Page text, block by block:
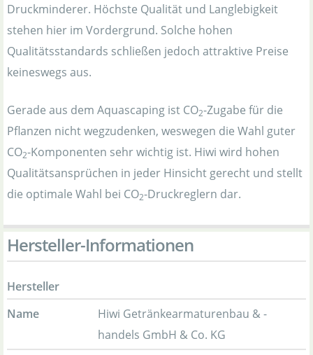
Druckminderer. Höchste Qualität und Langlebigkeit
stehen hier im Vordergrund. Solche hohen
Qualitätsstandards schließen jedoch attraktive Preise
keineswegs aus.
Gerade aus dem Aquascaping ist CO2-Zugabe für die
Pflanzen nicht wegzudenken, weswegen die Wahl guter
CO2-Komponenten sehr wichtig ist. Hiwi wird hohen
Qualitätsansprüchen in jeder Hinsicht gerecht und stellt
die optimale Wahl bei CO2-Druckreglern dar.
Hersteller-Informationen
Hersteller
Name
Hiwi Getränkearmaturenbau & -
handels GmbH & Co. KG